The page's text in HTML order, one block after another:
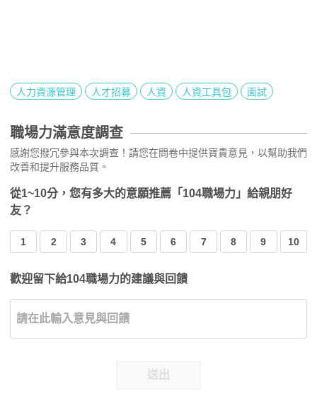
人力資源管理 人才招募 人資 人資工具包 面試
職場力滿意度調查
感謝您撥冗參與本次調查！請您在問卷中提供寶貴意見，以幫助我們
改善和提升服務品質。
從1~10分，您有多大的意願推薦「104職場力」給親朋好
友？
1 2 3 4 5 6 7 8 9 10
歡迎留下給104職場力的建議與回饋
送出